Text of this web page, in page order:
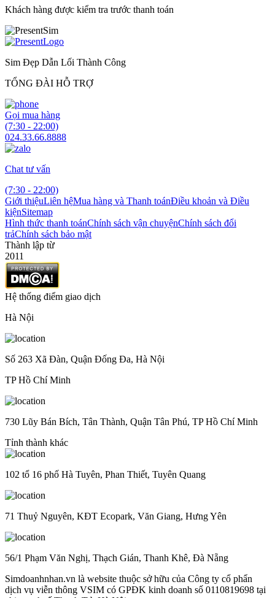
Khách hàng được kiểm tra trước thanh toán
Sim Đẹp Dẫn Lối Thành Công
TỔNG ĐÀI HỖ TRỢ
Gọi mua hàng
(7:30 - 22:00)
024.33.66.8888
Chat tư vấn
(7:30 - 22:00)
Giới thiệuLiên hệMua hàng và Thanh toánĐiều khoản và Điều
kiệnSitemap
Hình thức thanh toánChính sách vận chuyệnChính sách đổi
trảChính sách bảo mật
Thành lập từ
2011
Hệ thống điểm giao dịch
Hà Nội
Số 263 Xã Đàn, Quận Đống Đa, Hà Nội
TP Hồ Chí Minh
730 Lũy Bán Bích, Tân Thành, Quận Tân Phú, TP Hồ Chí Minh
Tỉnh thành khác
102 tổ 16 phố Hà Tuyên, Phan Thiết, Tuyên Quang
71 Thuỷ Nguyên, KĐT Ecopark, Văn Giang, Hưng Yên
56/1 Phạm Văn Nghị, Thạch Gián, Thanh Khê, Đà Nẵng
Simdoanhnhan.vn là website thuộc sở hữu của Công ty cổ phẩn
dịch vụ viễn thông VSIM có GPĐK kinh doanh số 0110819698 tại